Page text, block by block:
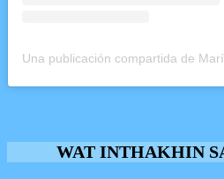
Una publicación compartida de
WAT INTHAKHIN